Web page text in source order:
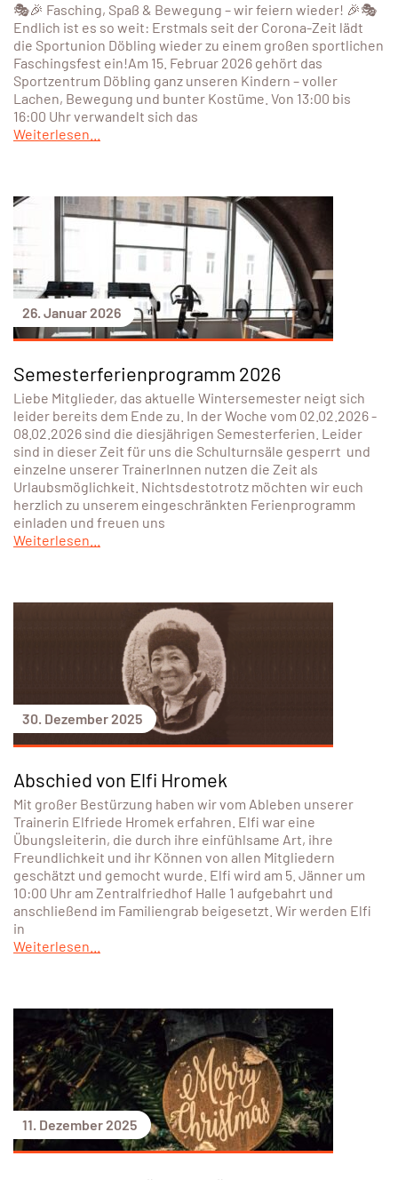
🎭🎉 Fasching, Spaß & Bewegung – wir feiern wieder! 🎉🎭
Endlich ist es so weit: Erstmals seit der Corona-Zeit lädt
die Sportunion Döbling wieder zu einem großen sportlichen
Faschingsfest ein!Am 15. Februar 2026 gehört das
Sportzentrum Döbling ganz unseren Kindern – voller
Lachen, Bewegung und bunter Kostüme. Von 13:00 bis
16:00 Uhr verwandelt sich das
Weiterlesen...
26. Januar 2026
Semesterferienprogramm 2026
Liebe Mitglieder, das aktuelle Wintersemester neigt sich
leider bereits dem Ende zu. In der Woche vom 02.02.2026 -
08.02.2026 sind die diesjährigen Semesterferien. Leider
sind in dieser Zeit für uns die Schulturnsäle gesperrt und
einzelne unserer TrainerInnen nutzen die Zeit als
Urlaubsmöglichkeit. Nichtsdestotrotz möchten wir euch
herzlich zu unserem eingeschränkten Ferienprogramm
einladen und freuen uns
Weiterlesen...
30. Dezember 2025
Abschied von Elfi Hromek
Mit großer Bestürzung haben wir vom Ableben unserer
Trainerin Elfriede Hromek erfahren. Elfi war eine
Übungsleiterin, die durch ihre einfühlsame Art, ihre
Freundlichkeit und ihr Können von allen Mitgliedern
geschätzt und gemocht wurde. Elfi wird am 5. Jänner um
10:00 Uhr am Zentralfriedhof Halle 1 aufgebahrt und
anschließend im Familiengrab beigesetzt. Wir werden Elfi
in
Weiterlesen...
11. Dezember 2025